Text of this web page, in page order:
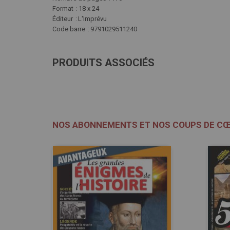
Format
18 x 24
Éditeur
L'Imprévu
Code barre
9791029511240
PRODUITS ASSOCIÉS
NOS ABONNEMENTS ET NOS COUPS DE